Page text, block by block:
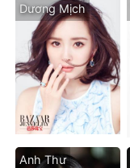
Dương Mịch
Anh Thư